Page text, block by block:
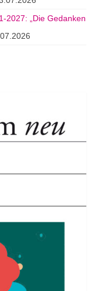
2027: „Die Gedanken